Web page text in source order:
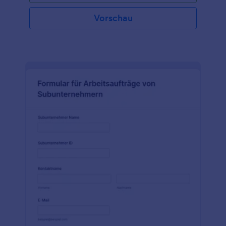
Unternehmen, die ihre Wartungsarbeiten selbst
durchführen oder Subunternehmer damit
beauftragen. Verfolgen Sie den Status Ihrer
PDFs herunterladen und speichern oder sie
automatisch auf Dropbox, Box, Google Drive oder
Vorschau